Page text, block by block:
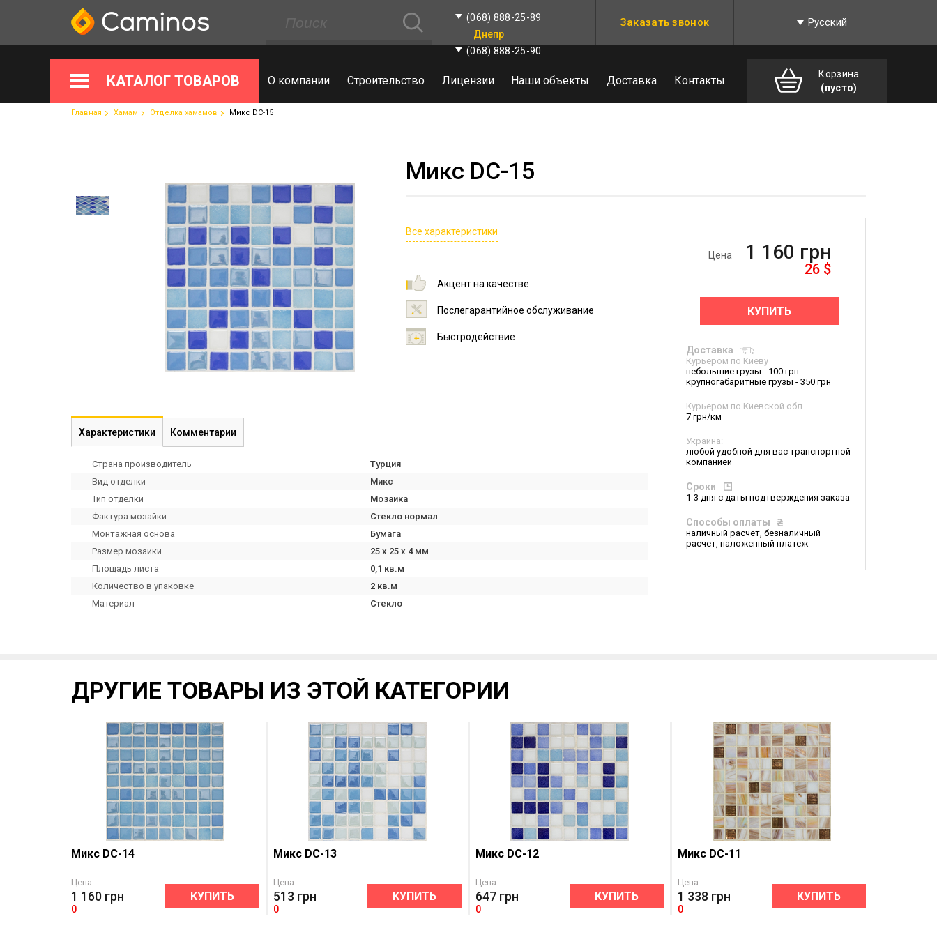
(068) 888-25-89
Днепр
(068) 888-25-90
Заказать звонок Русский
КАТАЛОГ ТОВАРОВ О компании Строительство Лицензии Наши объекты Доставка Контакты
Корзина
(пусто)
Главная Хамам Отделка хамамов Микс DC-15
Микс DC-15
Цена 1 160 грн
26 $
КУПИТЬ
Доставка
Курьером по Киеву
небольшие грузы - 100 грн
крупногабаритные грузы - 350 грн
Курьером по Киевской обл.
7 грн/км
Украина:
любой удобной для вас транспортной
компанией
Сроки
1-3 дня с даты подтверждения заказа
Способы оплаты
наличный расчет, безналичный
расчет, наложенный платеж
Все характеристики
Акцент на качестве
Послегарантийное обслуживание
Быстродействие
Характеристики Комментарии
Страна производитель
Турция
Вид отделки
Микс
Тип отделки
Мозаика
Фактура мозайки
Стекло нормал
Монтажная основа
Бумага
Размер мозаики
25 х 25 х 4 мм
Площадь листа
0,1 кв.м
Количество в упаковке
2 кв.м
Материал
Стекло
ДРУГИЕ ТОВАРЫ ИЗ ЭТОЙ КАТЕГОРИИ
Микс DC-14
Цена
1 160 грн
0
КУПИТЬ
Микс DC-13
Цена
513 грн
0
КУПИТЬ
Микс DC-12
Цена
647 грн
0
КУПИТЬ
Микс DC-11
Цена
1 338 грн
0
КУПИТЬ